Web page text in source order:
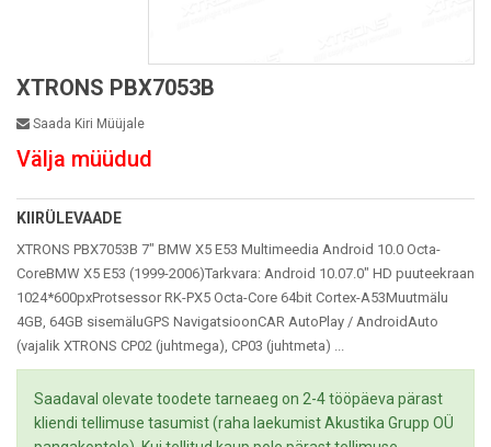
XTRONS PBX7053B
Saada Kiri Müüjale
Välja müüdud
KIIRÜLEVAADE
XTRONS PBX7053B 7" BMW X5 E53 Multimeedia Android 10.0 Octa-
CoreBMW X5 E53 (1999-2006)Tarkvara: Android 10.07.0" HD puuteekraan
1024*600pxProtsessor RK-PX5 Octa-Core 64bit Cortex-A53Muutmälu
4GB, 64GB sisemäluGPS NavigatsioonCAR AutoPlay / AndroidAuto
(vajalik XTRONS CP02 (juhtmega), CP03 (juhtmeta) ...
Saadaval olevate toodete tarneaeg on 2-4 tööpäeva pärast
kliendi tellimuse tasumist (raha laekumist Akustika Grupp OÜ